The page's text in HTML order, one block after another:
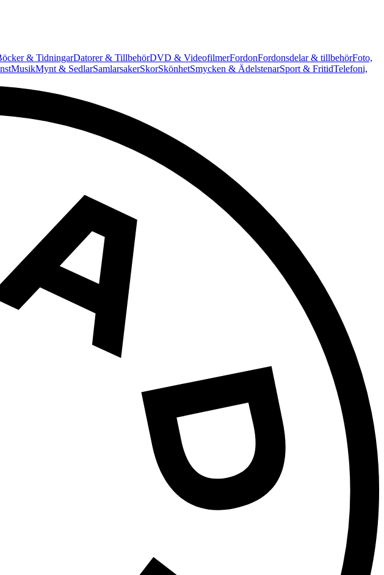
& TidningarDatorer & TillbehörDVD & VideofilmerFordonFordonsdelar & tillbehörFoto,
MusikMynt & SedlarSamlarsakerSkorSkönhetSmycken & ÄdelstenarSport & FritidTelefoni,